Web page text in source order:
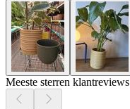
Meeste sterren klantreviews